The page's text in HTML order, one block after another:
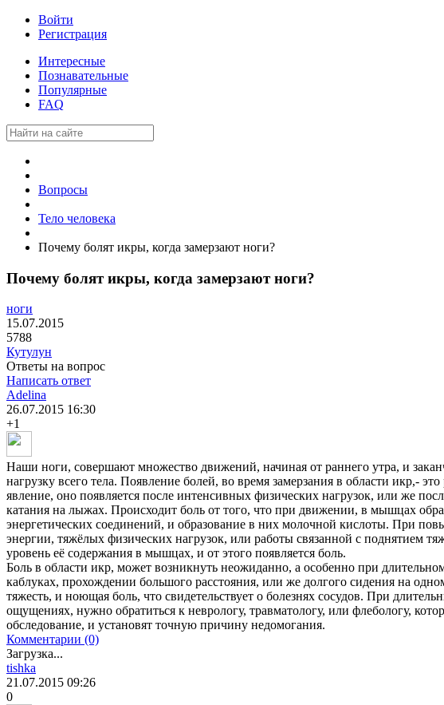
Войти
Регистрация
Интересные
Познавательные
Популярные
FAQ
Вопросы
Тело человека
Почему болят икры, когда замерзают ноги?
Почему болят икры, когда замерзают ноги?
ноги
15.07.2015
5788
Кутулун
Ответы на вопрос
Написать ответ
Adelina
26.07.2015 16:30
+1
Наши ноги, совершают множество движений, начиная от раннего утра, и
нагрузку всего тела. Появление болей, во время замерзания в области икр,-
явление, оно появляется после интенсивных физических нагрузок, или же
катания на лыжах. Происходит боль от того, что при движении, в мышцах
энергетических соединений, и образование в них молочной кислоты. При
энергии, тяжёлых физических нагрузок, или работы связанной с поднятием
уровень её содержания в мышцах, и от этого появляется боль.
Боль в области икр, может возникнуть неожиданно, а особенно при
каблуках, прохождении большого расстояния, или же долгого сидения на
тяжесть, и ноющая боль, что свидетельствует о болезнях сосудов. При
ощущениях, нужно обратиться к неврологу, травматологу, или флебологу,
обследование, и установят точную причину недомогания.
Комментарии (0)
Загрузка...
tishka
21.07.2015 09:26
0